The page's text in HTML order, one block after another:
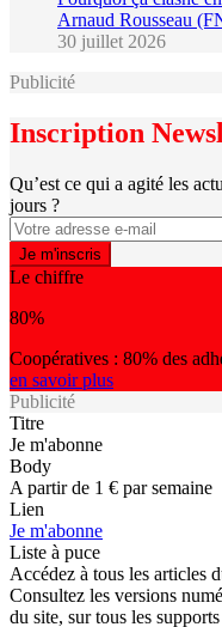
Arnaud Rousseau
30 juillet 2026
Publicité
Inscription
Qu’est ce qui a agité les
jours ?
Le chiffre
80%
Coopératives : 80% des
en savoir plus
Publicité
Titre
Je m'abonne
Body
A partir de 1 € par semaine
Lien
Je m'abonne
Liste à puce
Accédez à tous les articles
Consultez les versions
du site, sur tous les supports